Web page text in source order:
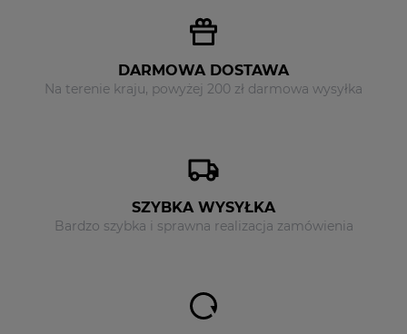
DARMOWA DOSTAWA
Na terenie kraju, powyżej 200 zł darmowa wysyłka
SZYBKA WYSYŁKA
Bardzo szybka i sprawna realizacja zamówienia